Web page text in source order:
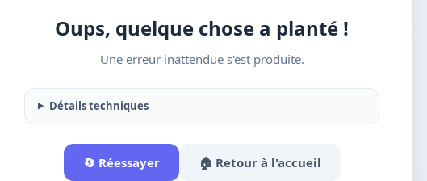
Oups, quelque chose a planté !
Une erreur inattendue s'est produite.
Détails techniques
🔄 Réessayer 🏠 Retour à l'accueil